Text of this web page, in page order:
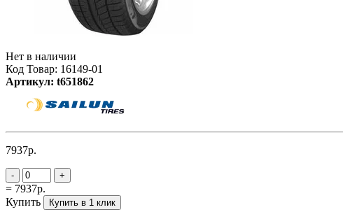
Нет в наличии
Код Товар: 16149-01
Артикул: t651862
7937р.
- +
= 7937р.
Купить
Купить в 1 клик